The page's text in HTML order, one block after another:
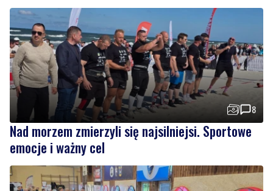
8
Nad morzem zmierzyli się najsilniejsi. Sportowe
emocje i ważny cel